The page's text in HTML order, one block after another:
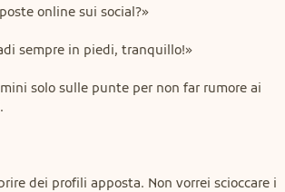
online sui social?»
sempre in piedi, tranquillo!»
solo sulle punte per non far rumore ai
dei profili apposta. Non vorrei scioccare i